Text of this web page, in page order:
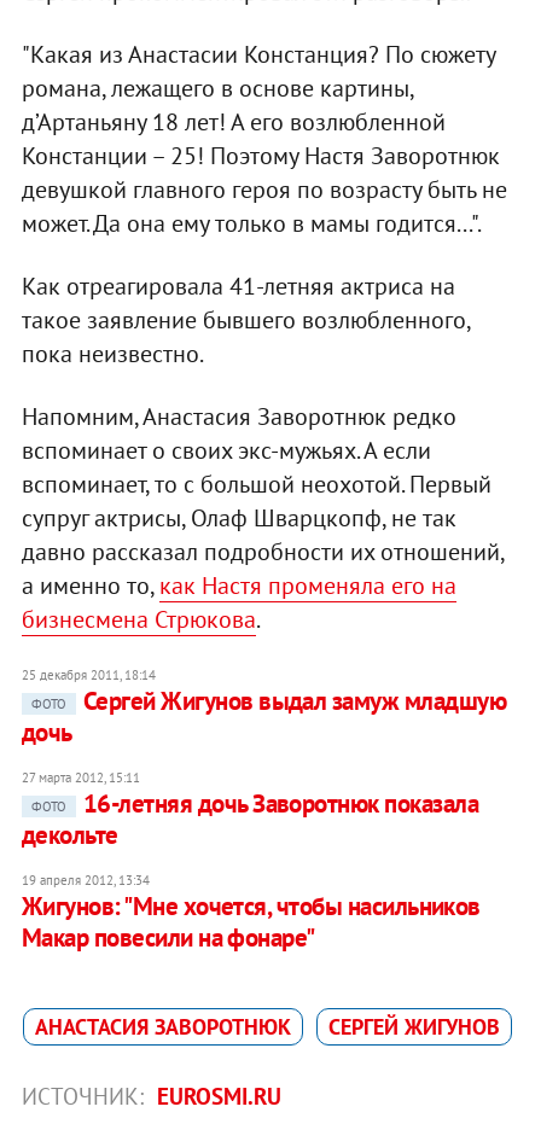
"Какая из Анастасии Констанция? По сюжету
романа, лежащего в основе картины,
д’Артаньяну 18 лет! А его возлюбленной
Констанции – 25! Поэтому Настя Заворотнюк
девушкой главного героя по возрасту быть не
может. Да она ему только в мамы годится...".
Как отреагировала 41-летняя актриса на
такое заявление бывшего возлюбленного,
пока неизвестно.
Напомним, Анастасия Заворотнюк редко
вспоминает о своих экс-мужьях. А если
вспоминает, то с большой неохотой. Первый
супруг актрисы, Олаф Шварцкопф, не так
давно рассказал подробности их отношений,
а именно то,как Настя променяла его на
бизнесмена Стрюкова.
25 декабря 2011, 18:14
ФОТО
Сергей Жигунов выдал замуж младшую
дочь
27 марта 2012, 15:11
ФОТО
16-летняя дочь Заворотнюк показала
декольте
19 апреля 2012, 13:34
Жигунов: "Мне хочется, чтобы насильников
Макар повесили на фонаре"
АНАСТАСИЯ ЗАВОРОТНЮК СЕРГЕЙ ЖИГУНОВ
ИСТОЧНИК: EUROSMI.RU